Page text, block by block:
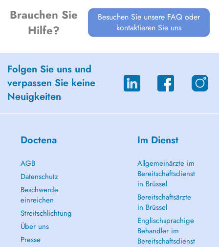
Brauchen Sie
Hilfe?
Besuchen Sie unsere FAQ oder
kontaktieren Sie uns
Folgen Sie uns und
verpassen Sie keine
Neuigkeiten
Doctena
AGB
Datenschutz
Beschwerde
einreichen
Streitschlichtung
Über uns
Presse
Im Dienst
Allgemeinärzte im
Bereitschaftsdienst
in Brüssel
Bereitschaftsärzte
in Brüssel
Englischsprachige
Behandler im
Bereitschaftsdienst